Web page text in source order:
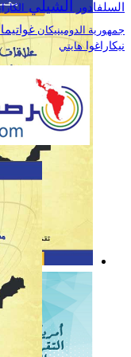
اللاتينية خلال
كتاب:
دول أمريكا
السلفادور الشيلي
جمهورية الدومينيكان
نيكاراغواهايتي